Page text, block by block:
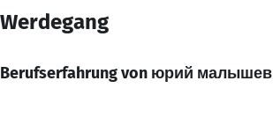
Werdegang
Berufserfahrung von юрий малышев